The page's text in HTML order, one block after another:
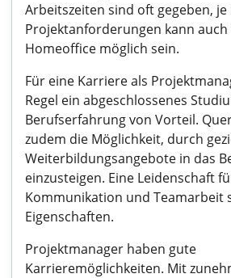
Arbeitszeiten sind oft gegeben, je
Projektanforderungen kann
Homeoffice möglich sein.
Für eine Karriere als
Regel ein abgeschlossenes
Berufserfahrung von Vorteil.
zudem die Möglichkeit, durch
Weiterbildungsangebote in das
einzusteigen. Eine Leidenschaft
Kommunikation und Teamarbeit
Eigenschaften.
Projektmanager haben gute
Karrieremöglichkeiten. Mit